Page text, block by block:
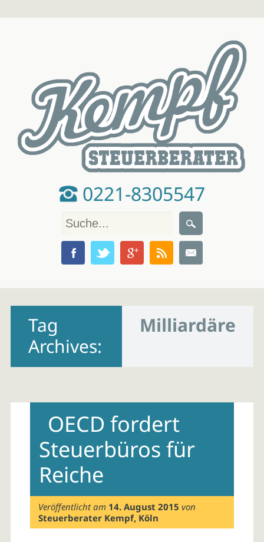
0221-8305547
content
Tag
Archives:
Milliardäre
OECD fordert
Steuerbüros für
Reiche
Veröffentlicht am 14. August 2015 von
Steuerberater Kempf, Köln